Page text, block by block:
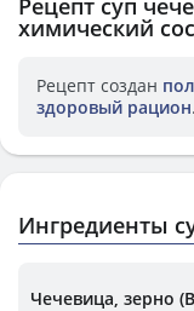
Рецепт суп
химический
Рецепт создан
здоровый рацион.
Ингредиенты
Чечевица, зерно